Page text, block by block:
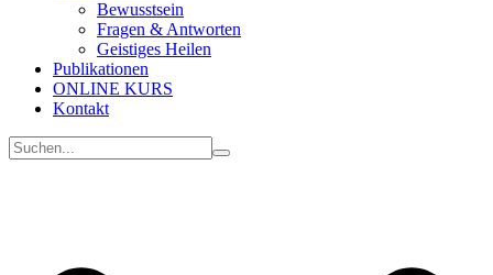
Bewusstsein
Fragen & Antworten
Geistiges Heilen
Publikationen
ONLINE KURS
Kontakt